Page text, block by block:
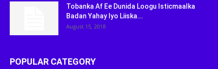
Tobanka Af Ee Dunida Loogu Isticmaalka
Badan Yahay Iyo Liiska...
August 15, 2018
POPULAR CATEGORY